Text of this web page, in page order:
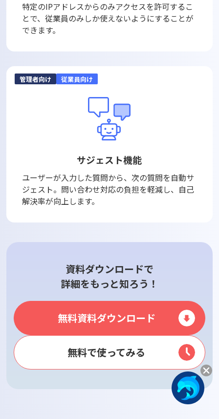
特定のIPアドレスからのみアクセスを許可するこ
とで、従業員のみしか使えないようにすることが
できます。
管理者向け 従業員向け
サジェスト機能
ユーザーが入力した質問から、次の質問を自動サ
ジェスト。問い合わせ対応の負担を軽減し、自己
解決率が向上します。
資料ダウンロードで
詳細をもっと知ろう！
無料資料ダウンロード
無料で使ってみる